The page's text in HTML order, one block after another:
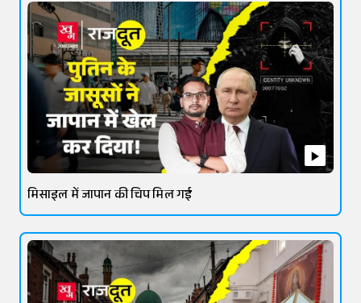
मिसाइल में जापान की चिप मिल गई